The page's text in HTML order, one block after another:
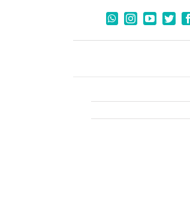
Facebook
Twitter
YouTube
Instagram
WhatsApp